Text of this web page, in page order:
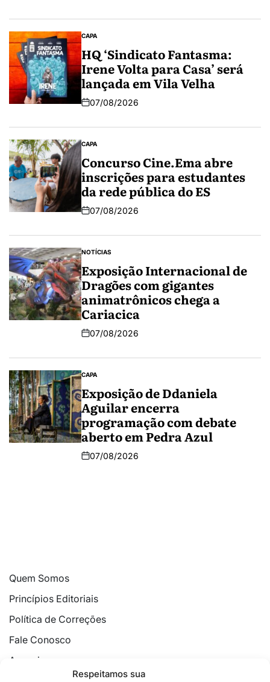
Respeitamos sua
CAPA
HQ ‘Sindicato Fantasma:
Irene Volta para Casa’ será
lançada em Vila Velha
07/08/2026
CAPA
Concurso Cine.Ema abre
inscrições para estudantes
da rede pública do ES
07/08/2026
NOTÍCIAS
Exposição Internacional de
Dragões com gigantes
animatrônicos chega a
Cariacica
07/08/2026
CAPA
Exposição de Ddaniela
Aguilar encerra
programação com debate
aberto em Pedra Azul
07/08/2026
Quem Somos
Princípios Editoriais
Política de Correções
Fale Conosco
Anuncie